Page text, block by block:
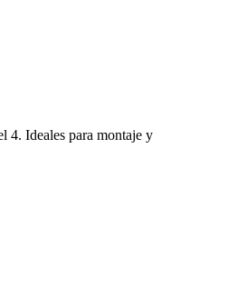
4. Ideales para montaje y